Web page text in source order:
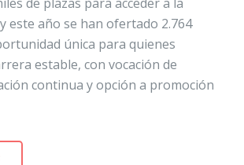
y este año se han ofertado 2.764
única para quienes
estable, con vocación de
continua y opción a promoción